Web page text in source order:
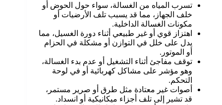
تسرب المياه من الغسالة، سواء حول الحوض أو
خلف الجهاز، مما قد يسبب تلف الأرضيات أو
مكونات الغسالة الداخلية.
اهتزاز قوي أو غير طبيعي أثناء دورة الغسيل، مما
يدل على خلل في التوازن أو مشكلة في الحزام
أو الموتور.
توقف مفاجئ أثناء التشغيل أو عدم بدء الغسالة،
وهو مؤشر على مشاكل كهربائية أو في لوحة
التحكم.
أصوات غير معتادة مثل طرق أو صرير مستمر،
قد تشير إلى تلف أجزاء ميكانيكية أو انسداد.